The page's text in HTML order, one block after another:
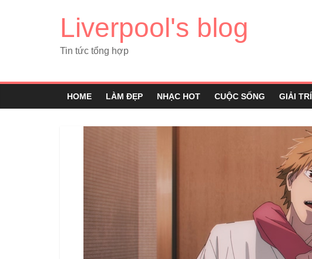
Liverpool's blog
Tin tức tổng hợp
HOME LÀM ĐẸP NHẠC HOT CUỘC SỐNG GIẢI TRÍ